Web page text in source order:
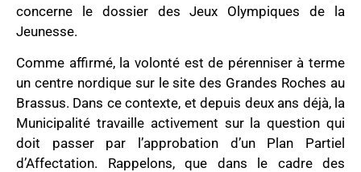
concerne le dossier des Jeux Olympiques de la
Jeunesse.
Comme affirmé, la volonté est de pérenniser à terme
un centre nordique sur le site des Grandes Roches au
Brassus. Dans ce contexte, et depuis deux ans déjà, la
Municipalité travaille activement sur la question qui
doit passer par l’approbation d’un Plan Partiel
d’Affectation. Rappelons, que dans le cadre des